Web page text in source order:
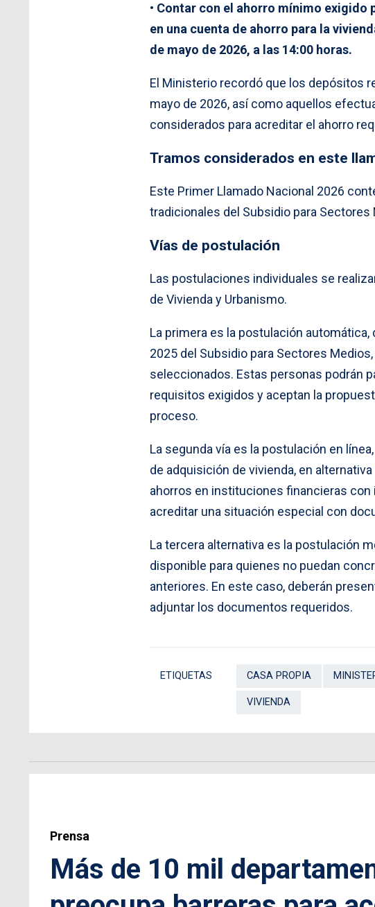
• Contar con el ahorro mínimo
en una cuenta de ahorro para la
de mayo de 2026, a las 14:00 horas.
El Ministerio recordó que los depósitos
mayo de 2026, así como aquellos
considerados para acreditar el ahorro
Tramos considerados en este
Este Primer Llamado Nacional 2026
tradicionales del Subsidio para Sectores
Vías de postulación
Las postulaciones individuales se
de Vivienda y Urbanismo.
La primera es la postulación
2025 del Subsidio para Sectores
seleccionados. Estas personas podrán
requisitos exigidos y aceptan la
proceso.
La segunda vía es la postulación en
de adquisición de vivienda, en
ahorros en instituciones financieras
acreditar una situación especial con
La tercera alternativa es la postulación
disponible para quienes no puedan
anteriores. En este caso, deberán
adjuntar los documentos requeridos.
ETIQUETAS CASA PROPIA
VIVIENDA
Prensa
Más de 10 mil